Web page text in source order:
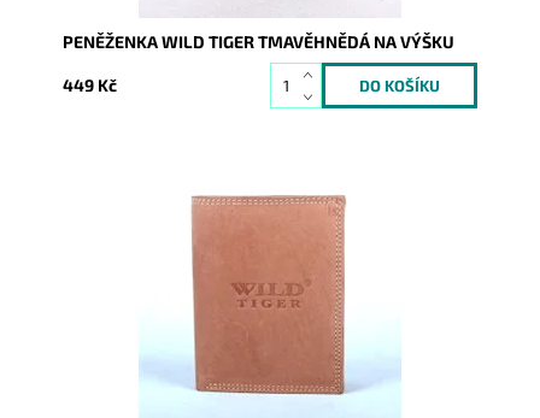
PENĚŽENKA WILD TIGER TMAVĚHNĚDÁ NA VÝŠKU
449 Kč
Pevná kožená peněženka orientovaná na výšku bez
zavírání. Logo Wild Tiger je vytlačeno uprostřed
Skladem
709